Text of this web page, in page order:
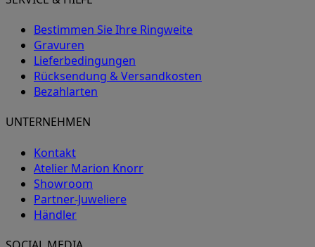
Bestimmen Sie Ihre Ringweite
Gravuren
Lieferbedingungen
Rücksendung & Versandkosten
Bezahlarten
UNTERNEHMEN
Kontakt
Atelier Marion Knorr
Showroom
Partner-Juweliere
Händler